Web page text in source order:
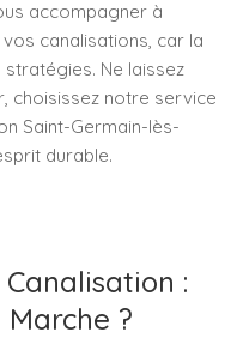
accompagner à
canalisations, car la
Ne laissez
choisissez notre service
Saint-Germain-lès-
durable.
:
?